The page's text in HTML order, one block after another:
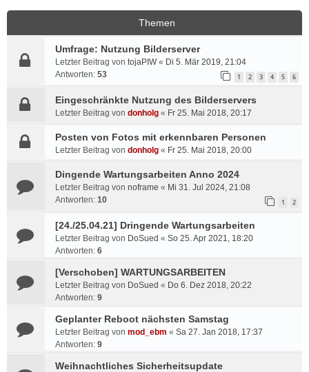
Themen
Umfrage: Nutzung Bilderserver
Letzter Beitrag von tojaPIW« Di 5. Mär 2019, 21:04
Antworten: 53 1 2 3 4 5 6
Eingeschränkte Nutzung des Bilderservers
Letzter Beitrag von donholg « Fr 25. Mai 2018, 20:17
Posten von Fotos mit erkennbaren Personen
Letzter Beitrag von donholg « Fr 25. Mai 2018, 20:00
Dingende Wartungsarbeiten Anno 2024
Letzter Beitrag von noframe « Mi 31. Jul 2024, 21:08
Antworten: 10 1 2
[24./25.04.21] Dringende Wartungsarbeiten
Letzter Beitrag von DoSued « So 25. Apr 2021, 18:20
Antworten: 6
[Verschoben] WARTUNGSARBEITEN
Letzter Beitrag von DoSued « Do 6. Dez 2018, 20:22
Antworten: 9
Geplanter Reboot nächsten Samstag
Letzter Beitrag von mod_ebm « Sa 27. Jan 2018, 17:37
Antworten: 9
Weihnachtliches Sicherheitsupdate